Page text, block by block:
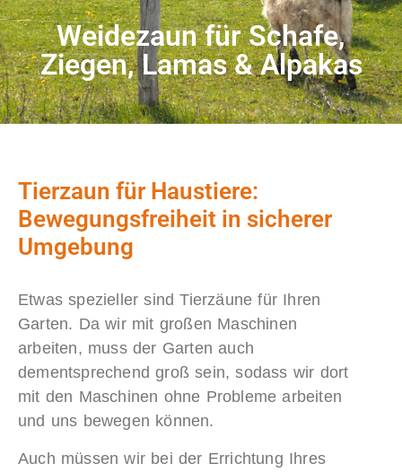
Weidezaun für Schafe,
Ziegen, Lamas & Alpakas
Tierzaun für Haustiere:
Bewegungsfreiheit in sicherer
Umgebung
Etwas spezieller sind Tierzäune für Ihren
Garten. Da wir mit großen Maschinen
arbeiten, muss der Garten auch
dementsprechend groß sein, sodass wir dort
mit den Maschinen ohne Probleme arbeiten
und uns bewegen können.
Auch müssen wir bei der Errichtung Ihres